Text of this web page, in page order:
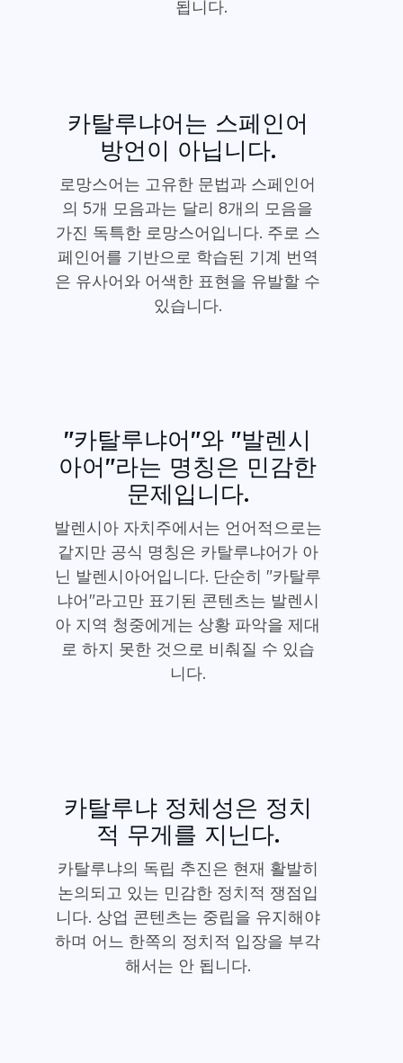
됩니다.
카탈루냐어는 스페인어
방언이 아닙니다.
로망스어는 고유한 문법과 스페인어
의 5개 모음과는 달리 8개의 모음을
가진 독특한 로망스어입니다. 주로 스
페인어를 기반으로 학습된 기계 번역
은 유사어와 어색한 표현을 유발할 수
있습니다.
"카탈루냐어"와 "발렌시
아어"라는 명칭은 민감한
문제입니다.
발렌시아 자치주에서는 언어적으로는
같지만 공식 명칭은 카탈루냐어가 아
닌 발렌시아어입니다. 단순히 "카탈루
냐어"라고만 표기된 콘텐츠는 발렌시
아 지역 청중에게는 상황 파악을 제대
로 하지 못한 것으로 비춰질 수 있습
니다.
카탈루냐 정체성은 정치
적 무게를 지닌다.
카탈루냐의 독립 추진은 현재 활발히
논의되고 있는 민감한 정치적 쟁점입
니다. 상업 콘텐츠는 중립을 유지해야
하며 어느 한쪽의 정치적 입장을 부각
해서는 안 됩니다.